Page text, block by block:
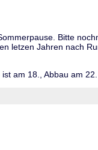
Bitte
letzen Jahren nach
am 18., Abbau am 22.